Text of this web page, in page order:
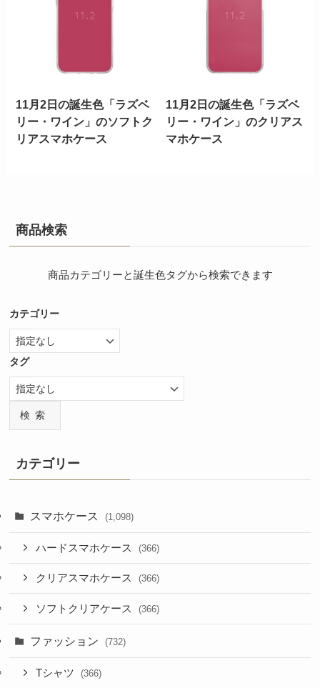
11月2日の誕生色「ラズベ
リー・ワイン」のソフトク
リアスマホケース
11月2日の誕生色「ラズベ
リー・ワイン」のクリアス
マホケース
商品検索
商品カテゴリーと誕生色タグから検索できます
カテゴリー
タグ
検索
カテゴリー
スマホケース (1,098)
ハードスマホケース (366)
クリアスマホケース (366)
ソフトクリアケース (366)
ファッション (732)
Tシャツ (366)